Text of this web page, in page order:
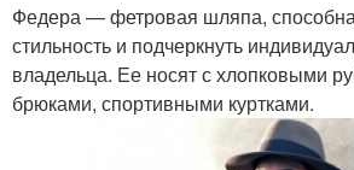
Федера — фетровая шляпа,
стильность и подчеркнуть
владельца. Ее носят с хлопковыми
брюками, спортивными куртками.